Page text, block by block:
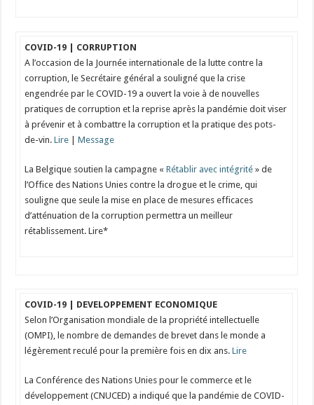
COVID-19 | CORRUPTION
A l’occasion de la Journée internationale de la lutte contre la
corruption, le Secrétaire général a souligné que la crise
engendrée par le COVID-19 a ouvert la voie à de nouvelles
pratiques de corruption et la reprise après la pandémie doit viser
à prévenir et à combattre la corruption et la pratique des pots-
de-vin. Lire| Message
La Belgique soutien la campagne « Rétablir avec intégrité » de
l’Office des Nations Unies contre la drogue et le crime, qui
souligne que seule la mise en place de mesures efficaces
d’atténuation de la corruption permettra un meilleur
rétablissement. Lire*
COVID-19 | DEVELOPPEMENT ECONOMIQUE
Selon l’Organisation mondiale de la propriété intellectuelle
(OMPI), le nombre de demandes de brevet dans le monde a
légèrement reculé pour la première fois en dix ans. Lire
La Conférence des Nations Unies pour le commerce et le
développement (CNUCED) a indiqué que la pandémie de COVID-